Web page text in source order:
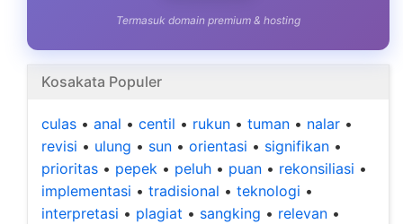
Termasuk domain premium & hosting
Kosakata Populer
culas • anal • centil • rukun • tuman • nalar •
revisi • ulung • sun • orientasi • signifikan •
prioritas • pepek • peluh • puan • rekonsiliasi •
implementasi • tradisional • teknologi •
interpretasi • plagiat • sangking • relevan •